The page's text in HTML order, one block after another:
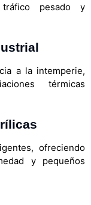
tráfico pesado y
a la intemperie,
térmicas
ofreciendo
y pequeños